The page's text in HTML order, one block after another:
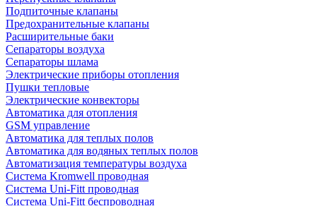
Подпиточные клапаны
Предохранительные клапаны
Расширительные баки
Сепараторы воздуха
Сепараторы шлама
Электрические приборы отопления
Пушки тепловые
Электрические конвекторы
Автоматика для отопления
GSM управление
Автоматика для теплых полов
Автоматика для водяных теплых полов
Автоматизация температуры воздуха
Система Kromwell проводная
Система Uni-Fitt проводная
Система Uni-Fitt беспроводная